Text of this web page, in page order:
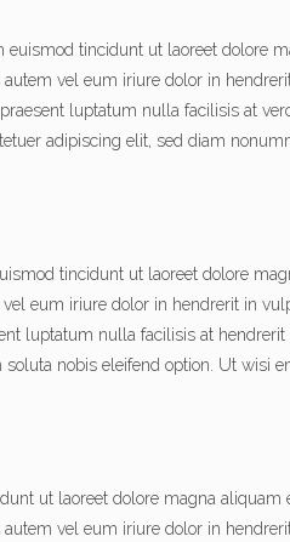
tincidunt ut laoreet dolore
vel eum iriure dolor in
luptatum nulla facilisis at
adipiscing elit, sed diam
tincidunt ut laoreet dolore
eum iriure dolor in hendrerit in
luptatum nulla facilisis at
nobis eleifend option. Ut wisi
ut laoreet dolore magna
vel eum iriure dolor in